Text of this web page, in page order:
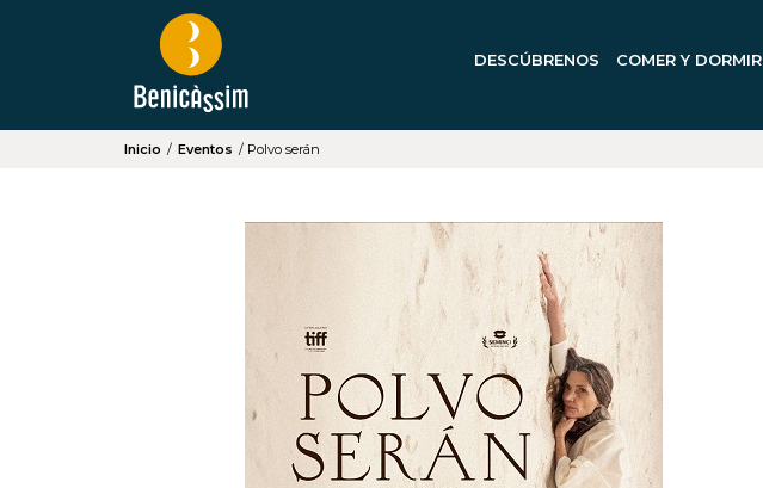
DESCÚBRENOS COMER Y DORMIR
Inicio / Eventos / Polvo serán